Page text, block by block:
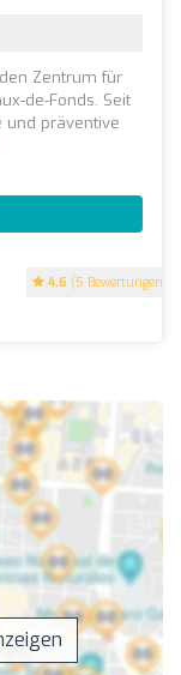
4.6 (5 Bewertungen)
Zentrum für
de-Fonds. Seit
präventive